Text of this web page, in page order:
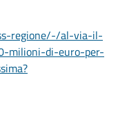
regione/-/al-via-il-
milioni-di-euro-per-